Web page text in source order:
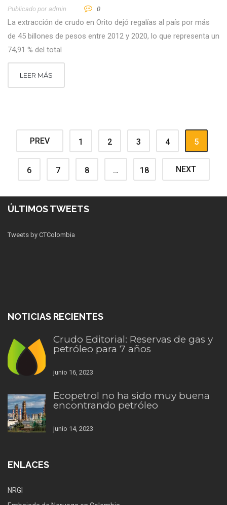
Publicado por Admin 0
La extracción de crudo en Orito dejó regalías al país por más
de 45 billones de pesos entre 2012 y 2020, lo que representa un
74,91 % del total
LEER MÁS
PREV 1 2 3 4 5
6 7 8 … 18 NEXT
ÚLTIMOS TWEETS
Tweets by CTColombia
NOTICIAS RECIENTES
Crudo Editorial: Reservas de gas y
petróleo para 7 años
junio 16, 2023
Ecopetrol no ha sido muy buena
encontrando petróleo
junio 14, 2023
ENLACES
NRGI